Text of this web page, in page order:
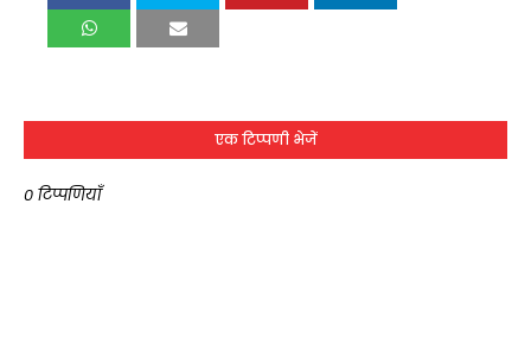
एक टिप्पणी भेजें
0 टिप्पणियाँ